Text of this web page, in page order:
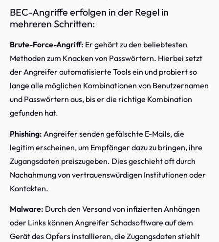
BEC-Angriffe erfolgen in der Regel in
mehreren Schritten:
Brute-Force-Angriff: Er gehört zu den beliebtesten
Methoden zum Knacken von Passwörtern. Hierbei setzt
der Angreifer automatisierte Tools ein und probiert so
lange alle möglichen Kombinationen von Benutzernamen
und Passwörtern aus, bis er die richtige Kombination
gefunden hat.
Phishing: Angreifer senden gefälschte E-Mails, die
legitim erscheinen, um Empfänger dazu zu bringen, ihre
Zugangsdaten preiszugeben. Dies geschieht oft durch
Nachahmung von vertrauenswürdigen Institutionen oder
Kontakten.
Malware: Durch den Versand von infizierten Anhängen
oder Links können Angreifer Schadsoftware auf dem
Gerät des Opfers installieren, die Zugangsdaten stiehlt